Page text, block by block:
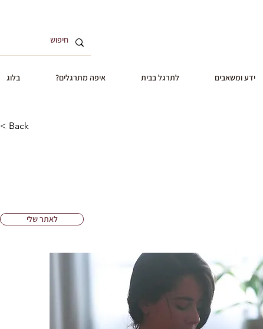
ידע ומשאבים לתרגל בבית איפה מתרגלים? בלוג
< Back
לאתר שלי